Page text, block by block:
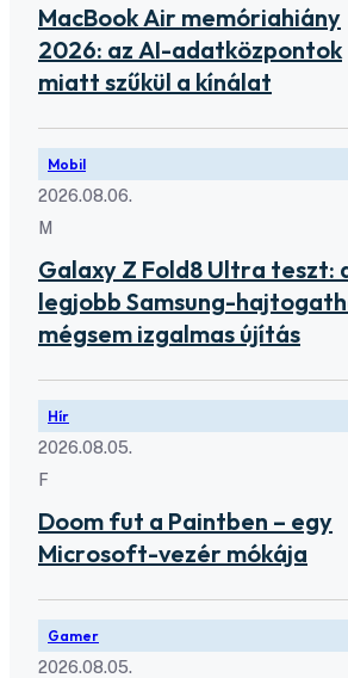
MacBook Air memóriahiány
2026: az AI-adatközpontok
miatt szűkül a kínálat
Mobil
2026.08.06.
M
Galaxy Z Fold8 Ultra teszt:
legjobb Samsung-
mégsem izgalmas újítás
Hír
2026.08.05.
F
Doom fut a Paintben – egy
Microsoft-vezér mókája
Gamer
2026.08.05.